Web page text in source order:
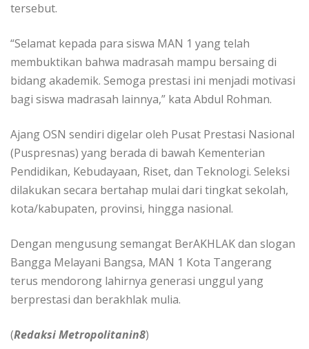
tersebut.
“Selamat kepada para siswa MAN 1 yang telah
membuktikan bahwa madrasah mampu bersaing di
bidang akademik. Semoga prestasi ini menjadi motivasi
bagi siswa madrasah lainnya,” kata Abdul Rohman.
Ajang OSN sendiri digelar oleh Pusat Prestasi Nasional
(Puspresnas) yang berada di bawah Kementerian
Pendidikan, Kebudayaan, Riset, dan Teknologi. Seleksi
dilakukan secara bertahap mulai dari tingkat sekolah,
kota/kabupaten, provinsi, hingga nasional.
Dengan mengusung semangat BerAKHLAK dan slogan
Bangga Melayani Bangsa, MAN 1 Kota Tangerang
terus mendorong lahirnya generasi unggul yang
berprestasi dan berakhlak mulia.
(Redaksi Metropolitanin8)